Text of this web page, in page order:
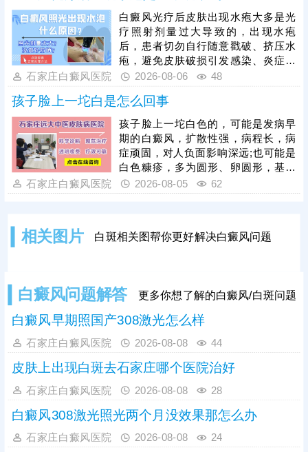
用。治疗期间还需从自身做起，加强
护理保健，避免不良因素刺激，稳定
免疫状态，逐步令白斑症状减轻。
白癜风光疗后皮肤出现水疱大多是光
疗照射剂量过大导致的，出现水疱
后，患者切勿自行随意戳破、挤压水
疱，避免皮肤破损引发感染、炎症，
加重皮肤损伤，甚至诱发白斑扩散、
对症处理，做好创面防护与修复，为
规避该问题，光疗必须由经验丰富的
医生操作，根据患者肤质、白斑部位
及皮肤耐受情况，制定个性化照射剂
量与频次。同时要做好光疗后皮肤护
理，治疗后皮肤屏障脆弱，需严格规
避阳光暴晒，防止二次损伤诱发水
石家庄白癜风医院 2026-08-06 48
孩子脸上一坨白是怎么回事
孩子脸上一坨白色的，可能是发病早
期的白癜风，扩散性强，病程长，病
症顽固，对人负面影响深远;也可能是
白色糠疹，多为圆形、卵圆形，基本
可自行消退，影响不大。可以结合伍
德灯、三维皮肤ct白斑专项检查诊
方，加强护理保健，助力皮肤颜色还
石家庄白癜风医院 2026-08-05 62
相关图片 白斑相关图帮你更好解决白癜风问题
白癜风问题解答 更多你想了解的白癜风/白斑问题
白癜风早期照国产308激光怎么样
石家庄白癜风医院 2026-08-08 44
皮肤上出现白斑去石家庄哪个医院治好
石家庄白癜风医院 2026-08-08 28
白癜风308激光照光两个月没效果那怎么办
石家庄白癜风医院 2026-08-08 24